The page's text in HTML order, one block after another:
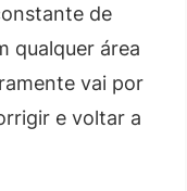
de
qualquer área
vai por
e voltar a